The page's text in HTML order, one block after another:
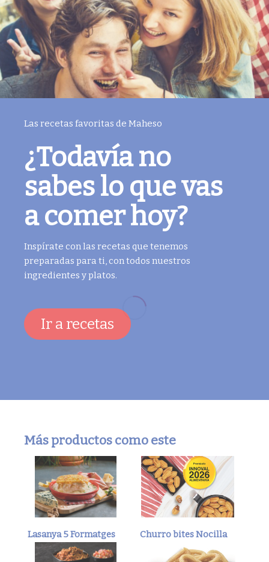
Las recetas favoritas de Maheso
¿Todavía no
sabes lo que vas
a comer hoy?
Inspírate con las recetas que tenemos
preparadas para ti, con todos nuestros
ingredientes y platos.
Ir a recetas
Más productos como este
Lasanya 5 Formatges Churro bites Nocilla